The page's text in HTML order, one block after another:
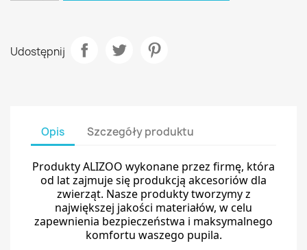
Udostępnij
Opis Szczegóły produktu
Produkty ALIZOO wykonane przez firmę, która
od lat zajmuje się produkcją akcesoriów dla
zwierząt. Nasze produkty tworzymy z
największej jakości materiałów, w celu
zapewnienia bezpieczeństwa i maksymalnego
komfortu waszego pupila.